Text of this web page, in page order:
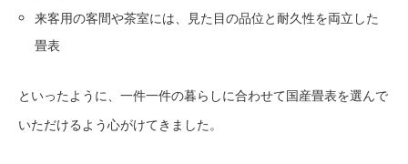
来客用の客間や茶室には、見た目の品位と耐久性を両立した
畳表
といったように、一件一件の暮らしに合わせて国産畳表を選んで
いただけるよう心がけてきました。